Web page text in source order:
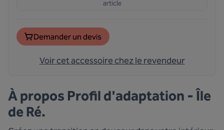
article
Demander un devis
Voir cet accessoire chez le revendeur
À propos Profil d'adaptation - Île
de Ré.